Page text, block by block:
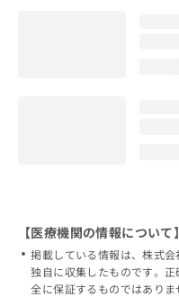
【医療機関の情報について】
掲載している情報は、株式
独自に収集したものです。
全に保証するものではありま